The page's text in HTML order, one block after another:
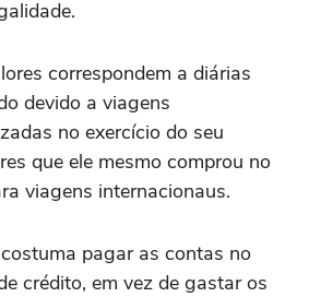
correspondem a diárias
devido a viagens
no exercício do seu
que ele mesmo comprou no
viagens internacionaus.
pagar as contas no
crédito, em vez de gastar os